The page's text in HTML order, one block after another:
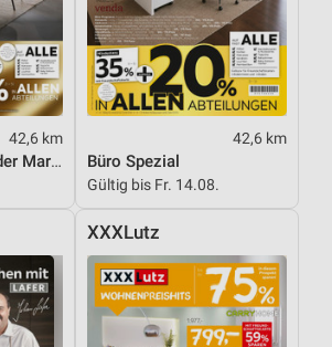
42,6 km
Spezial-Prospekt der Marken
42,6 km
Büro Spezial
Gültig bis Fr. 14.08.
XXXLutz